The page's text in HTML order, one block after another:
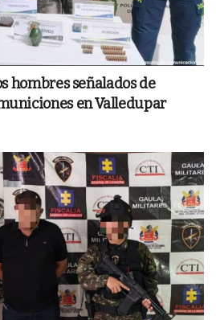
hombres señalados de
en Valledupar